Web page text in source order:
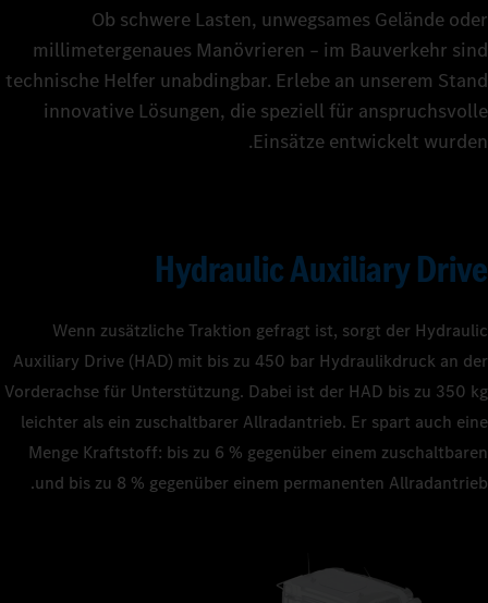
Ob schwere Lasten, unwegsames Gelände oder
millimetergenaues Manövrieren – im Bauverkehr sind
technische Helfer unabdingbar. Erlebe an unserem Stand
innovative Lösungen, die speziell für anspruchsvolle
Einsätze entwickelt wurden.
Hydraulic Auxiliary Drive
Wenn zusätzliche Traktion gefragt ist, sorgt der Hydraulic
Auxiliary Drive (HAD) mit bis zu 450 bar Hydraulikdruck an der
Vorderachse für Unterstützung. Dabei ist der HAD bis zu 350 kg
leichter als ein zuschaltbarer Allradantrieb. Er spart auch eine
Menge Kraftstoff: bis zu 6 % gegenüber einem zuschaltbaren
und bis zu 8 % gegenüber einem permanenten Allradantrieb.